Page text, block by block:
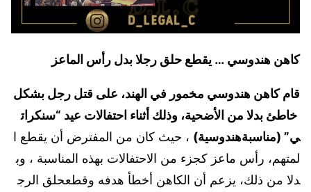
كاهن هندوسي … يقطع حلق رجلابدل رأس الماعز
قام كاهن هندوسي مخمور في الهند، على قتل رجل بشكل
خاطئ بدلا من الأضحية، وذلك أثناء احتفالات عيد “سنكرات
ي” (مناسبةهندوسية) ، حيث كان من المفترض أن يقطع ا
لمتهم، رأس ماعز كجزء من الاحتفالات بهذه المناسبة ، وب
دلا من ذلك، يزعم أن الكاهن أخطأ هدفه وقطعحلق الرج